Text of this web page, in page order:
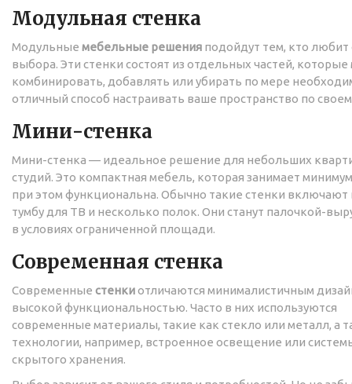
Модульная стенка
Модульные мебельные решения подойдут тем, кто любит
выбора. Эти стенки состоят из отдельных частей,
комбинировать, добавлять или убирать по мере
отличный способ настраивать ваше пространство по
Мини-стенка
Мини-стенка — идеальное решение для небольших
студий. Это компактная мебель, которая занимает
при этом функциональна. Обычно такие стенки включают
тумбу для ТВ и несколько полок. Они станут палочкой-
в условиях ограниченной площади.
Современная стенка
Современные стенкиотличаются минималистичным
высокой функциональностью. Часто в них используются
современные материалы, такие как стекло или металл, а
технологии, например, встроенное освещение или
скрытого хранения.